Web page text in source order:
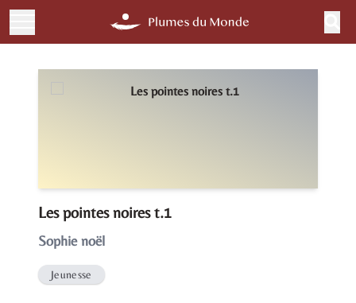
Les pointes noires t.1
Sophie noël
Jeunesse